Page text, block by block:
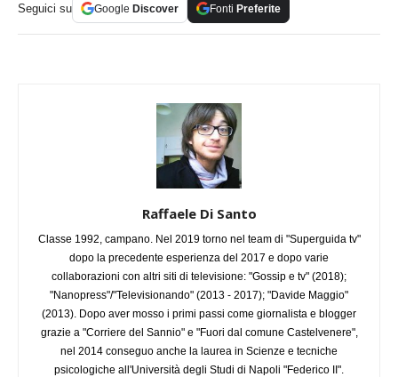
Seguici su Google Discover Fonti Preferite
Raffaele Di Santo
Classe 1992, campano. Nel 2019 torno nel team di "Superguida tv"
dopo la precedente esperienza del 2017 e dopo varie
collaborazioni con altri siti di televisione: "Gossip e tv" (2018);
"Nanopress"/"Televisionando" (2013 - 2017); "Davide Maggio"
(2013). Dopo aver mosso i primi passi come giornalista e blogger
grazie a "Corriere del Sannio" e "Fuori dal comune Castelvenere",
nel 2014 conseguo anche la laurea in Scienze e tecniche
psicologiche all'Università degli Studi di Napoli "Federico II".